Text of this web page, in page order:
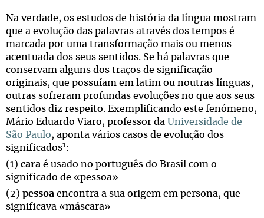
Na verdade, os estudos de história da língua mostram
que a evolução das palavras através dos tempos é
marcada por uma transformação mais ou menos
acentuada dos seus sentidos. Se há palavras que
conservam alguns dos traços de significação
originais, que possuíam em latim ou noutras línguas,
outras sofreram profundas evoluções no que aos seus
sentidos diz respeito. Exemplificando este fenómeno,
Mário Eduardo Viaro, professor da Universidade de
São Paulo, aponta vários casos de evolução dos
significados1 :
(1) cara é usado no português do Brasil com o
significado de «pessoa»
(2) pessoa encontra a sua origem em persona, que
significava «máscara»